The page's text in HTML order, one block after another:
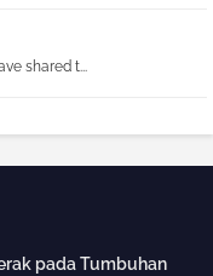
shared t...
pada Tumbuhan